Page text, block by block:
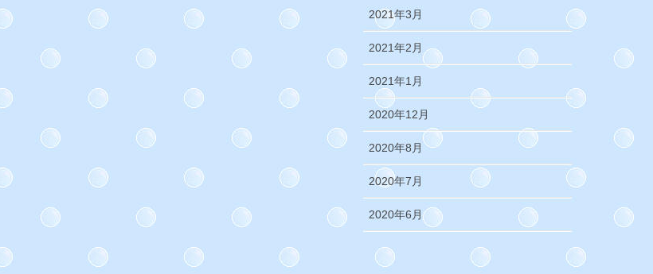
2021年3月
2021年2月
2021年1月
2020年12月
2020年8月
2020年7月
2020年6月